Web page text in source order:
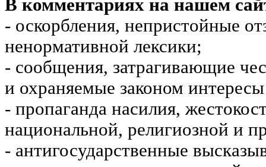
В комментариях на нашем
- оскорбления, непристойные
ненормативной лексики;
- сообщения, затрагивающие
и охраняемые законом
- пропаганда насилия,
национальной, религиозной и
- антигосударственные